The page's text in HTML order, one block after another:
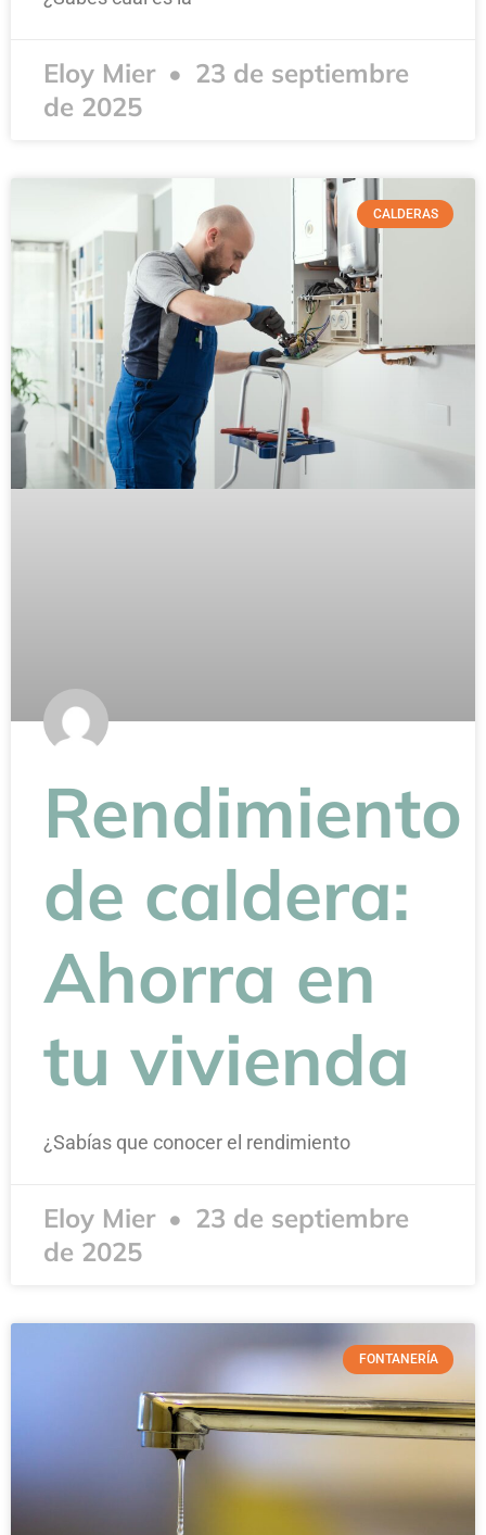
Eloy Mier
23 de septiembre
de 2025
CALDERAS
Rendimiento
de caldera:
Ahorra en
tu vivienda
¿Sabías que conocer el rendimiento
Eloy Mier
23 de septiembre
de 2025
FONTANERÍA